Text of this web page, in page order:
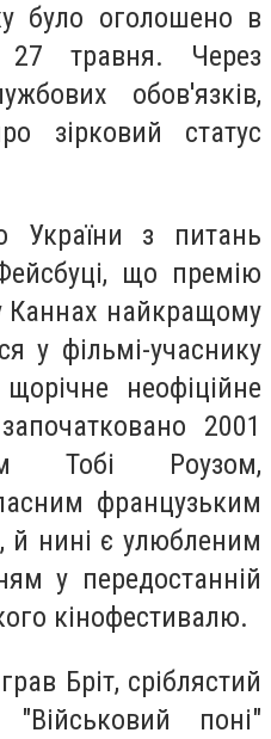
було оголошено в
27 травня. Через
обов'язків,
зірковий статус
України з питань
що премію
Каннах найкращому
у фільмі-учаснику
неофіційне
2001
Тобі Роузом,
французьким
й нині є улюбленим
у передостанній
кінофестивалю.
Бріт, сріблястий
поні"